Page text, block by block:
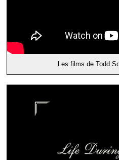
Les films de Todd